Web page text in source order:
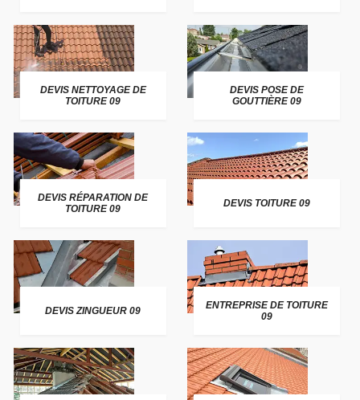
DEVIS NETTOYAGE DE
TOITURE 09
DEVIS POSE DE
GOUTTIÈRE 09
DEVIS RÉPARATION DE
TOITURE 09
DEVIS TOITURE 09
DEVIS ZINGUEUR 09
ENTREPRISE DE TOITURE
09